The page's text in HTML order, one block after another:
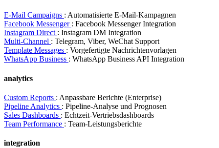
E-Mail Campaigns : Automatisierte E-Mail-Kampagnen
Facebook Messenger : Facebook Messenger Integration
Instagram Direct : Instagram DM Integration
Multi-Channel : Telegram, Viber, WeChat Support
Template Messages : Vorgefertigte Nachrichtenvorlagen
WhatsApp Business : WhatsApp Business API Integration
analytics
Custom Reports : Anpassbare Berichte (Enterprise)
Pipeline Analytics : Pipeline-Analyse und Prognosen
Sales Dashboards : Echtzeit-Vertriebsdashboards
Team Performance : Team-Leistungsberichte
integration